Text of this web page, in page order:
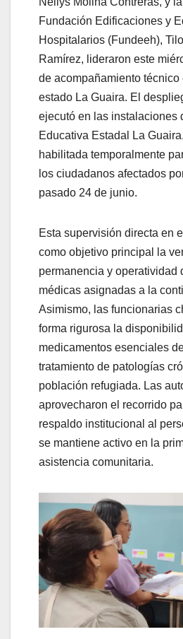
Fundación Edificaciones y
Hospitalarios (Fundeeh),
Ramírez, lideraron este
de acompañamiento técnico
estado La Guaira. El
ejecutó en las instalaciones
Educativa Estadal La
habilitada temporalmente
los ciudadanos afectados
pasado 24 de junio.
Esta supervisión directa en
como objetivo principal la
permanencia y operatividad
médicas asignadas a la
Asimismo, las funcionarias
forma rigurosa la
medicamentos esenciales
tratamiento de patologías
población refugiada. Las
aprovecharon el recorrido
respaldo institucional al
se mantiene activo en la
asistencia comunitaria.